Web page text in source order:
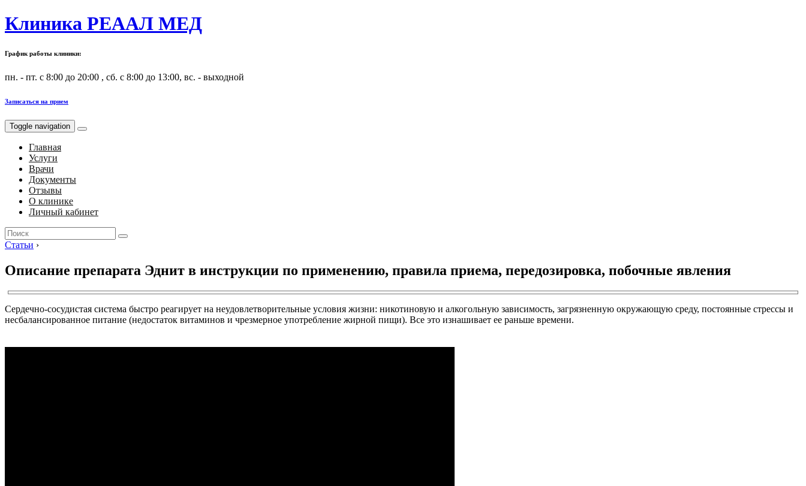
Клиника РЕААЛ МЕД
График работы клиники:
пн. - пт. с 8:00 до 20:00 , сб. с 8:00 до 13:00, вс. - выходной
Записаться на прием
Toggle navigation
Главная
Услуги
Врачи
Документы
Отзывы
О клинике
Личный кабинет
Search
for:
Статьи ›
Описание препарата Эднит в инструкции по применению, правила приема, передозировка, побочные явления
Сердечно-сосудистая система быстро реагирует на неудовлетворительные условия жизни: никотиновую и алкогольную зависимость, загрязненную окружающую среду, постоянные стрессы и
несбалансированное питание (недостаток витаминов и чрезмерное употребление жирной пищи). Все это изнашивает ее раньше времени.